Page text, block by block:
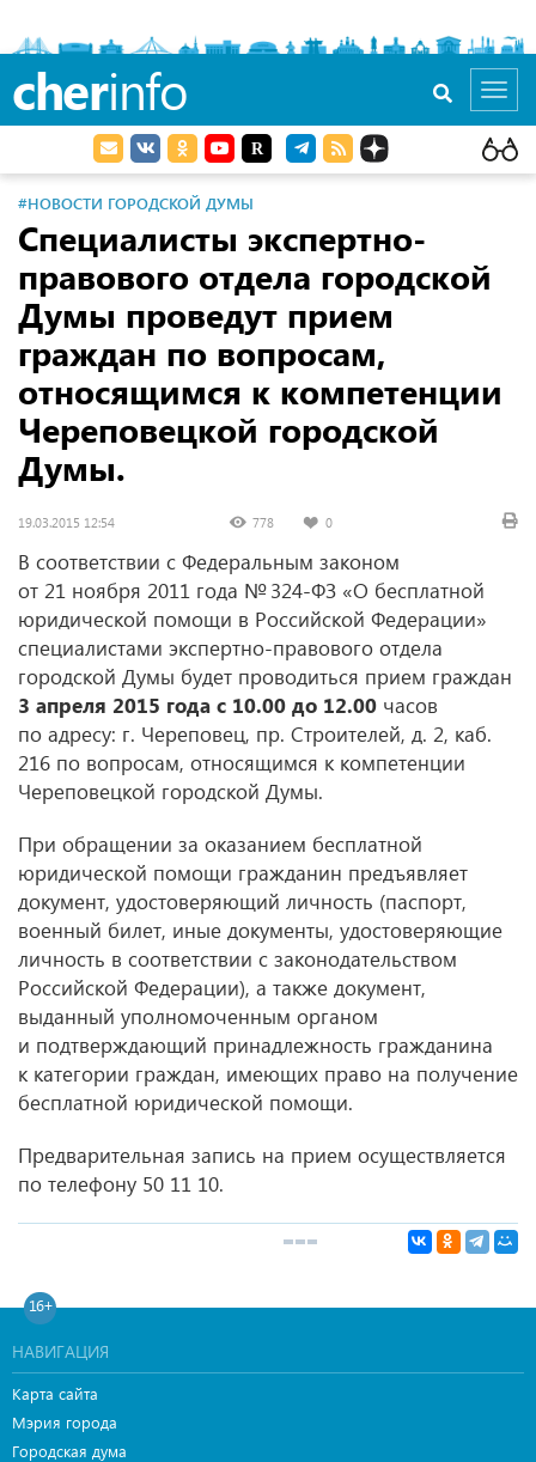
cherinfo
#НОВОСТИ ГОРОДСКОЙ ДУМЫ
Специалисты экспертно-
правового отдела городской
Думы проведут прием
граждан по вопросам,
относящимся к компетенции
Череповецкой городской
Думы.
19.03.2015 12:54 778 0
В соответствии с Федеральным законом
от 21 ноября 2011 года № 324-ФЗ «О бесплатной
юридической помощи в Российской Федерации»
специалистами экспертно-правового отдела
городской Думы будет проводиться прием граждан
3 апреля 2015 года с 10.00 до 12.00 часов
по адресу: г. Череповец, пр. Строителей, д. 2, каб.
216 по вопросам, относящимся к компетенции
Череповецкой городской Думы.
При обращении за оказанием бесплатной
юридической помощи гражданин предъявляет
документ, удостоверяющий личность (паспорт,
военный билет, иные документы, удостоверяющие
личность в соответствии с законодательством
Российской Федерации), а также документ,
выданный уполномоченным органом
и подтверждающий принадлежность гражданина
к категории граждан, имеющих право на получение
бесплатной юридической помощи.
Предварительная запись на прием осуществляется
по телефону 50 11 10.
16+
НАВИГАЦИЯ
Карта сайта
Мэрия города
Городская дума